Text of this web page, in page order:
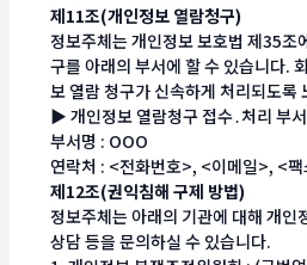
제11조(개인정보 열람청구)
정보주체는 개인정보 보호법 제35조
구를 아래의 부서에 할 수 있습니다.
보 열람 청구가 신속하게 처리되도록
▶ 개인정보 열람청구 접수․처리 부서
부서명 : OOO
연락처 : <전화번호>, <이메일>, <
제12조(권익침해 구제 방법)
정보주체는 아래의 기관에 대해 개인
상담 등을 문의하실 수 있습니다.